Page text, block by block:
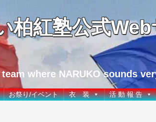
柏紅塾公式
where NARUKO sounds
お祭り/イベント 衣 装 活 動 報 告